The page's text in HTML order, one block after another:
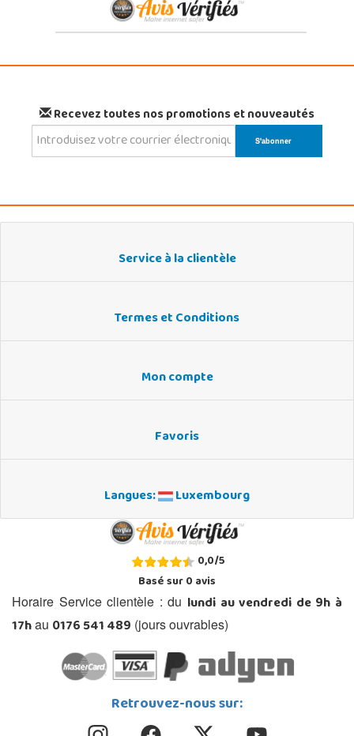
Recevez toutes nos promotions et nouveautés
Service à la clientèle
Termes et Conditions
Mon compte
Favoris
Langues: Luxembourg
0,0/5
Basé sur0avis
Horaire Service clientèle : du lundi au vendredi de 9h à
17hau 0176 541 489 (jours ouvrables)
Retrouvez-nous sur: